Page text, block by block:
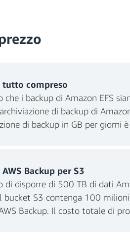
tutto compreso
che i backup di Amazon EFS
di backup di
di backup in GB per giorni
spazio di archiviazione mensile
Backup per S3
di disporre di 500 TB di dati
bucket S3 contenga 100
Backup. Il costo totale di